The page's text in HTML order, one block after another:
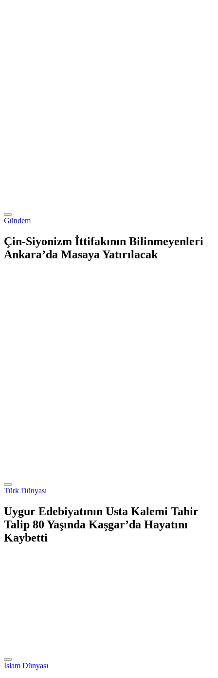
Gündem
Çin-Siyonizm İttifakının Bilinmeyenleri
Ankara’da Masaya Yatırılacak
Türk Dünyası
Uygur Edebiyatının Usta Kalemi Tahir
Talip 80 Yaşında Kaşgar’da Hayatını
Kaybetti
İslam Dünyası